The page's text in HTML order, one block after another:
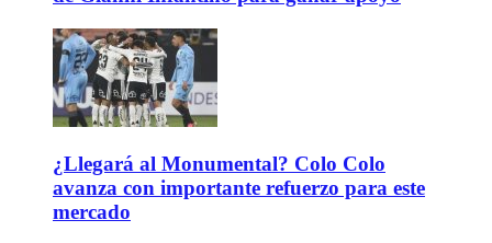
¿Llegará al Monumental? Colo Colo
avanza con importante refuerzo para este
mercado